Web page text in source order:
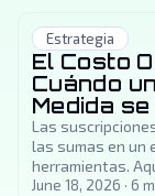
Estrategia
El Costo
Cuándo
Medida
Las
las sumas en un
herramientas.
construcción a
June 18, 2026 · 6